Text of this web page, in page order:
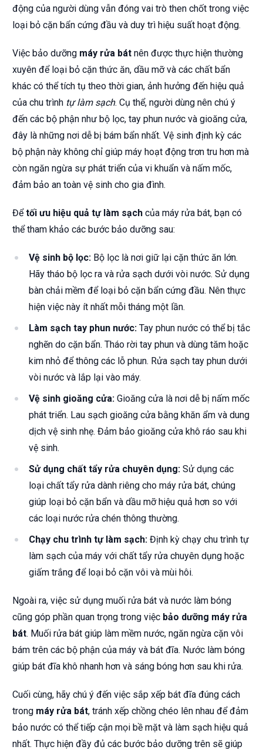
động của người dùng vẫn đóng vai trò then chốt trong việc
loại bỏ cặn bẩn cứng đầu và duy trì hiệu suất hoạt động.
Việc bảo dưỡng máy rửa bát nên được thực hiện thường
xuyên để loại bỏ cặn thức ăn, dầu mỡ và các chất bẩn
khác có thể tích tụ theo thời gian, ảnh hưởng đến hiệu quả
của chu trình tự làm sạch. Cụ thể, người dùng nên chú ý
đến các bộ phận như bộ lọc, tay phun nước và gioăng cửa,
đây là những nơi dễ bị bám bẩn nhất. Vệ sinh định kỳ các
bộ phận này không chỉ giúp máy hoạt động trơn tru hơn mà
còn ngăn ngừa sự phát triển của vi khuẩn và nấm mốc,
đảm bảo an toàn vệ sinh cho gia đình.
Đểtối ưu hiệu quả tự làm sạch của máy rửa bát, bạn có
thể tham khảo các bước bảo dưỡng sau:
Vệ sinh bộ lọc: Bộ lọc là nơi giữ lại cặn thức ăn lớn.
Hãy tháo bộ lọc ra và rửa sạch dưới vòi nước. Sử dụng
bàn chải mềm để loại bỏ cặn bẩn cứng đầu. Nên thực
hiện việc này ít nhất mỗi tháng một lần.
Làm sạch tay phun nước: Tay phun nước có thể bị tắc
nghẽn do cặn bẩn. Tháo rời tay phun và dùng tăm hoặc
kim nhỏ để thông các lỗ phun. Rửa sạch tay phun dưới
vòi nước và lắp lại vào máy.
Vệ sinh gioăng cửa: Gioăng cửa là nơi dễ bị nấm mốc
phát triển. Lau sạch gioăng cửa bằng khăn ẩm và dung
dịch vệ sinh nhẹ. Đảm bảo gioăng cửa khô ráo sau khi
vệ sinh.
Sử dụng chất tẩy rửa chuyên dụng: Sử dụng các
loại chất tẩy rửa dành riêng cho máy rửa bát, chúng
giúp loại bỏ cặn bẩn và dầu mỡ hiệu quả hơn so với
các loại nước rửa chén thông thường.
Chạy chu trình tự làm sạch: Định kỳ chạy chu trình tự
làm sạch của máy với chất tẩy rửa chuyên dụng hoặc
giấm trắng để loại bỏ cặn vôi và mùi hôi.
Ngoài ra, việc sử dụng muối rửa bát và nước làm bóng
cũng góp phần quan trọng trong việc bảo dưỡng máy rửa
bát. Muối rửa bát giúp làm mềm nước, ngăn ngừa cặn vôi
bám trên các bộ phận của máy và bát đĩa. Nước làm bóng
giúp bát đĩa khô nhanh hơn và sáng bóng hơn sau khi rửa.
Cuối cùng, hãy chú ý đến việc sắp xếp bát đĩa đúng cách
trong máy rửa bát, tránh xếp chồng chéo lên nhau để đảm
bảo nước có thể tiếp cận mọi bề mặt và làm sạch hiệu quả
nhất. Thực hiện đầy đủ các bước bảo dưỡng trên sẽ giúp